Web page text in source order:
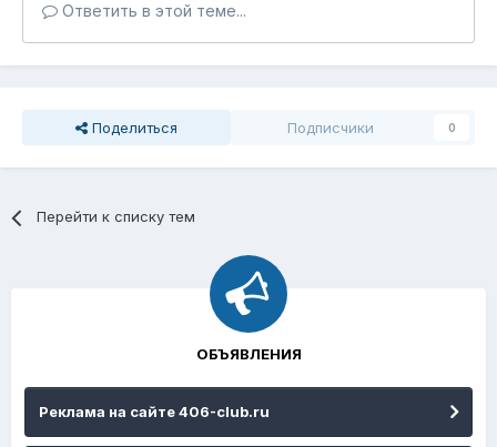
Ответить в этой теме...
Поделиться Подписчики 0
Перейти к списку тем
ОБЪЯВЛЕНИЯ
Реклама на сайте 406-club.ru